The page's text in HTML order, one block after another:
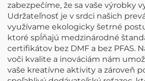
zabezpečíme, že sa vaše výrobky
Udržateľnosť je v srdci našich
využívame ekologicky šetrné
ktoré spĺňajú medzinárodné
certifikátov bez DMF a bez PFAS.
voči kvalite a inováciám nám
vaše kreatívne aktivity a zároveň